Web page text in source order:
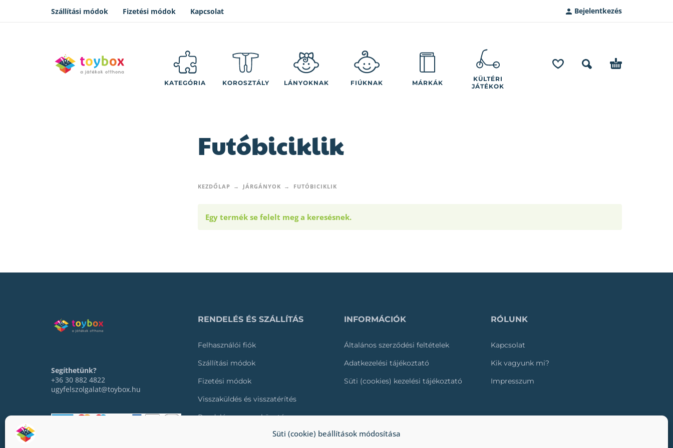
Süti (cookie) beállítások módosítása
Szállítási módok Fizetési módok Kapcsolat Bejelentkezés
KATEGÓRIA KOROSZTÁLY LÁNYOKNAK FIÚKNAK MÁRKÁK
KÜLTÉRI
JÁTÉKOK
Futóbiciklik
KEZDŐLAP JÁRGÁNYOK FUTÓBICIKLIK
Egy termék se felelt meg a keresésnek.
Segíthetünk?
+36 30 882 4822
ugyfelszolgalat@toybox.hu
RENDELÉS ÉS SZÁLLÍTÁS
Felhasználói fiók
Szállítási módok
Fizetési módok
Visszaküldés és visszatérítés
Rendelés nyomonkövetése
INFORMÁCIÓK
Általános szerződési feltételek
Adatkezelési tájékoztató
Süti (cookies) kezelési tájékoztató
RÓLUNK
Kapcsolat
Kik vagyunk mi?
Impresszum